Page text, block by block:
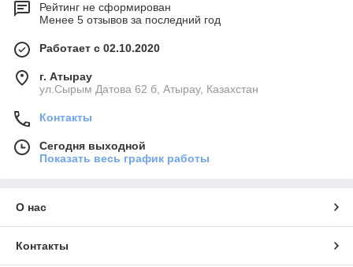
Рейтинг не сформирован
Менее 5 отзывов за последний год
Работает с 02.10.2020
г. Атырау
ул.Сырым Датова 62 б, Атырау, Казахстан
Контакты
Сегодня выходной
Показать весь график работы
О нас
Контакты